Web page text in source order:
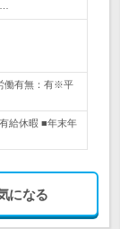
働有無：有※平
給休暇 ■年末年
になる